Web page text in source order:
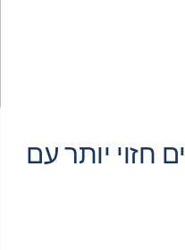
חזוי יותר עם